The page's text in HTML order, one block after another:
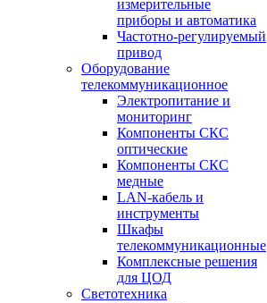
измерительные
приборы и автоматика
Частотно-регулируемый
привод
Оборудование
телекоммуникационное
Электропитание и
мониторинг
Компоненты СКС
оптические
Компоненты СКС
медные
LAN-кабель и
инструменты
Шкафы
телекоммуникационные
Комплексные решения
для ЦОД
Светотехника